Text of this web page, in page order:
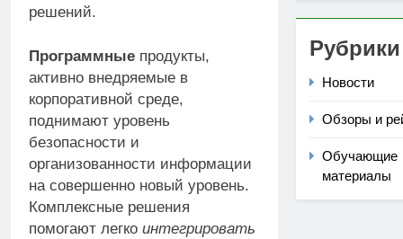
решений.
Программные продукты,
активно внедряемые в
корпоративной среде,
поднимают уровень
безопасности и
организованности информации
на совершенно новый уровень.
Комплексные решения
помогают легко интегрировать
Рубрики
Новости
Обзоры и
Обучающие
материалы